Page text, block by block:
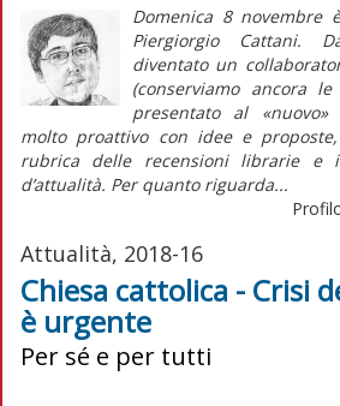
Domenica 8 novembre
Piergiorgio Cattani.
diventato un
(conserviamo ancora
presentato al
molto proattivo con idee e
rubrica delle recensioni librarie e
d’attualità. Per quanto riguarda...
Attualità, 2018-16
Chiesa cattolica - Crisi
è urgente
Per sé e per tutti